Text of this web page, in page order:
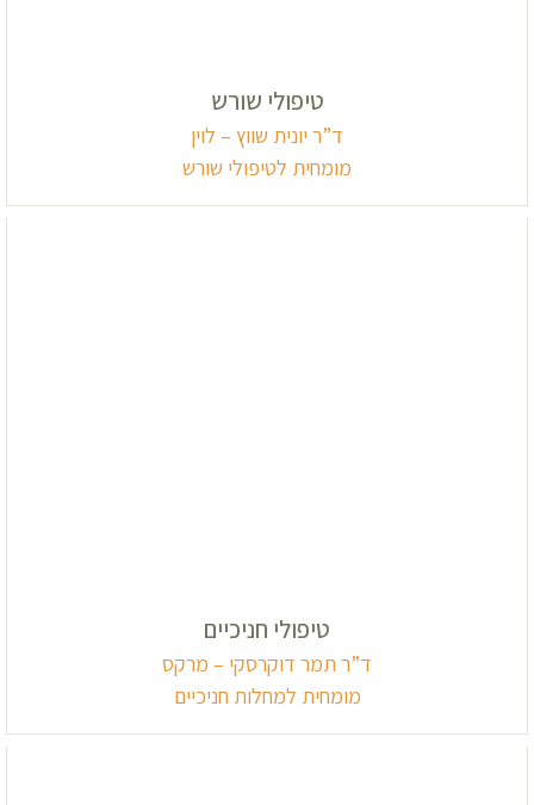
טיפולי שורש
ד”ר יונית שווץ – לוין
מומחית לטיפולי שורש
טיפולי חניכיים
ד”ר תמר דוקרסקי – מרקס
מומחית למחלות חניכיים